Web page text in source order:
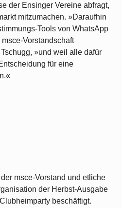
der Ensinger Vereine abfragt,
mitzumachen. »Daraufhin
Tools von WhatsApp
Vorstandschaft
»und weil alle dafür
für eine
msce-Vorstand und etliche
der Herbst-Ausgabe
beschäftigt.